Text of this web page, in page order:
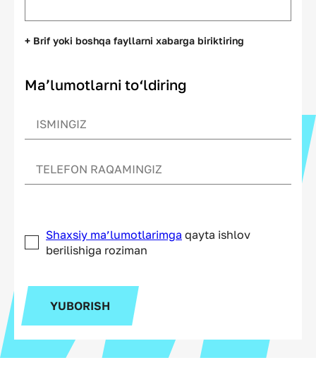
+ Brif yoki boshqa fayllarni xabarga biriktiring
Ma’lumotlarni to‘ldiring
Shaxsiy ma’lumotlarimga qayta ishlov
berilishiga roziman
YUBORISH